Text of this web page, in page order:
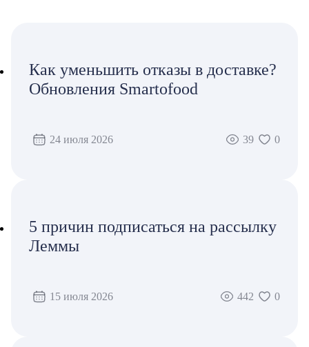
Как уменьшить отказы в доставке?
Обновления Smartofood
24 июля 2026 39 0
5 причин подписаться на рассылку
Леммы
15 июля 2026 442 0